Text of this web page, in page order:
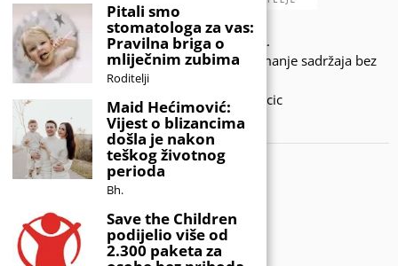
© 2020 - KIDSINFO.BA.
Sva prava zadržana. Zabranjeno preuzimanje sadržaja bez
dozvole izdavača.
Developed by Amar SIjercic
IZAŠAO JE NOVI MAGAZIN!
Pitali smo
stomatologa za vas:
Pravilna briga o
mliječnim zubima
Roditelji
Maid Hećimović:
Vijest o blizancima
došla je nakon
teškog životnog
perioda
Bh.
Save the Children
podijelio više od
2.300 paketa za